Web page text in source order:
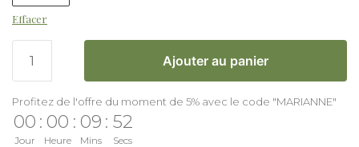
Effacer
Ajouter au panier
Profitez de l'offre du moment de 5% avec le code "MARIANNE"
00
Jour
: 00
Heure
: 09
Mins
: 51
Secs